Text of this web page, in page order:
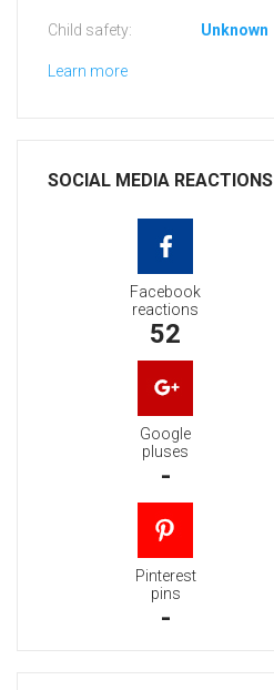
Child safety: Unknown
Learn more
SOCIAL MEDIA REACTIONS
Facebook
reactions
52
Google
pluses
-
Pinterest
pins
-